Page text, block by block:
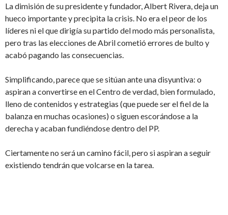
La dimisión de su presidente y fundador, Albert Rivera, deja un
hueco importante y precipita la crisis. No era el peor de los
líderes ni el que dirigía su partido del modo más personalista,
pero tras las elecciones de Abril cometió errores de bulto y
acabó pagando las consecuencias.
Simplificando, parece que se sitúan ante una disyuntiva: o
aspiran a convertirse en el Centro de verdad, bien formulado,
lleno de contenidos y estrategias (que puede ser el fiel de la
balanza en muchas ocasiones) o siguen escorándose a la
derecha y acaban fundiéndose dentro del PP.
Ciertamente no será un camino fácil, pero si aspiran a seguir
existiendo tendrán que volcarse en la tarea.